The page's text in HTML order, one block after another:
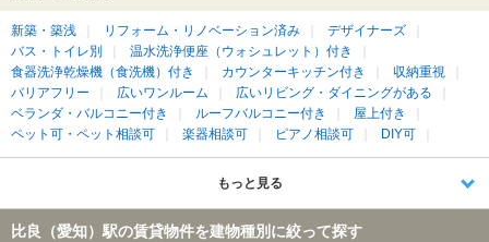
新築・築浅 リフォーム・リノベーション済み
デザイナーズ
バス・トイレ別
温水洗浄便座（ウォシュレット）付き
食器洗浄乾燥機（食洗機）付き
カウンターキッチン付き
収納重視
バリアフリー
広いワンルーム
広いリビング・ダイニングがある
ベランダ・バルコニー付き
ルーフバルコニー付き
屋上付き
ペット可・ペット相談可
楽器相談可 ピアノ相談可 DIY可
もっと見る
比良（愛知）駅の賃貸物件を建物種別に絞って探す